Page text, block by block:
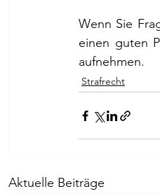
Wenn Sie
einen guten
aufnehmen.
Strafrecht
Aktuelle Beiträge